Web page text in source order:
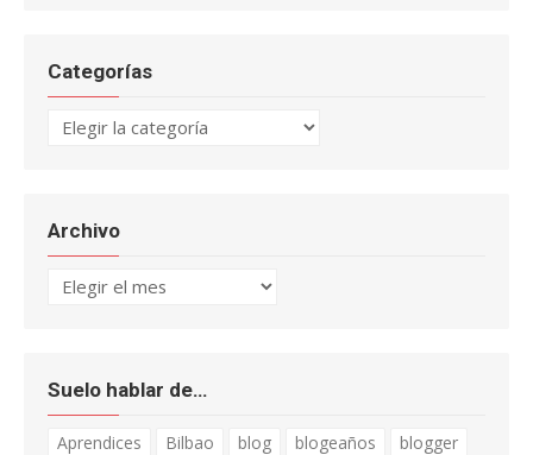
Categorías
Categorías
Archivo
Archivo
Suelo hablar de…
Aprendices Bilbao blog blogeaños
blogger